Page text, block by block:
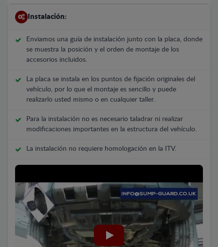
Instalación:
Enviamos una guía de instalación junto con la placa, donde
se muestra la posición y el orden de montaje de los
accesorios incluidos.
La placa se instala en los puntos de fijación originales del
vehículo, por lo que el montaje es sencillo y puede
realizarlo usted mismo o en cualquier taller.
Para la instalación no es necesario taladrar ni realizar
modificaciones importantes en la estructura del vehículo.
La instalación no requiere homologación en la ITV.